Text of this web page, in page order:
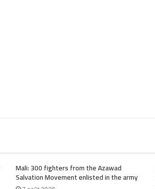
Mali: 300 fighters from the Azawad
Salvation Movement enlisted in the army